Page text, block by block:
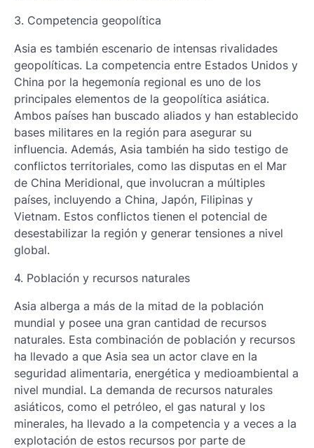
3. Competencia geopolítica
Asia es también escenario de intensas rivalidades
geopolíticas. La competencia entre Estados Unidos y
China por la hegemonía regional es uno de los
principales elementos de la geopolítica asiática.
Ambos países han buscado aliados y han establecido
bases militares en la región para asegurar su
influencia. Además, Asia también ha sido testigo de
conflictos territoriales, como las disputas en el Mar
de China Meridional, que involucran a múltiples
países, incluyendo a China, Japón, Filipinas y
Vietnam. Estos conflictos tienen el potencial de
desestabilizar la región y generar tensiones a nivel
global.
4. Población y recursos naturales
Asia alberga a más de la mitad de la población
mundial y posee una gran cantidad de recursos
naturales. Esta combinación de población y recursos
ha llevado a que Asia sea un actor clave en la
seguridad alimentaria, energética y medioambiental a
nivel mundial. La demanda de recursos naturales
asiáticos, como el petróleo, el gas natural y los
minerales, ha llevado a la competencia y a veces a la
explotación de estos recursos por parte de